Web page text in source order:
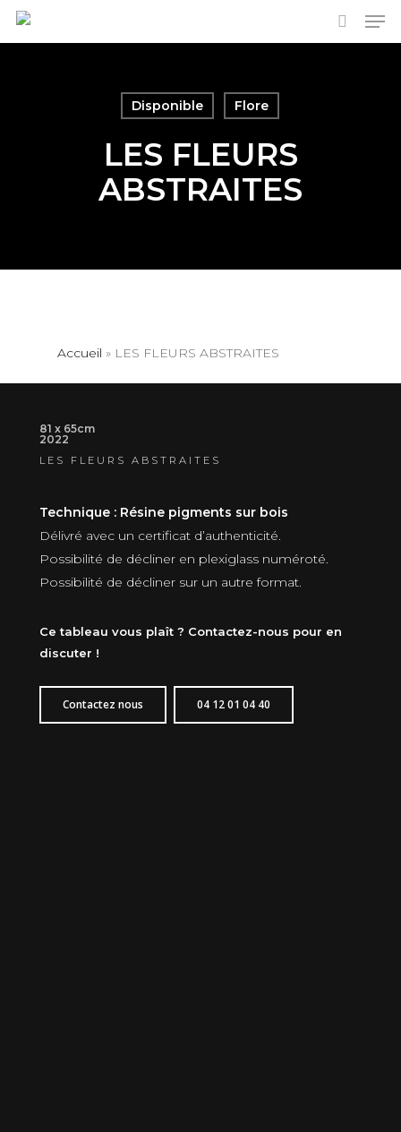
Skip
search
Disponible Flore
LES FLEURS
ABSTRAITES
Accueil » LES FLEURS ABSTRAITES
81 x 65cm
2022
LES FLEURS ABSTRAITES
Technique : Résine pigments sur bois
Délivré avec un certificat d’authenticité.
Possibilité de décliner en plexiglass numéroté.
Possibilité de décliner sur un autre format.
Ce tableau vous plaît ? Contactez-nous pour en
discuter !
Contactez nous 04 12 01 04 40